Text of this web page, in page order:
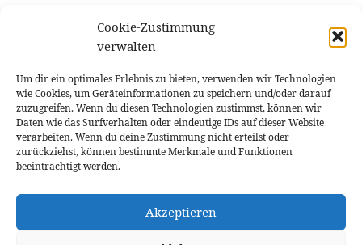
Cookie-Zustimmung
verwalten
Um dir ein optimales Erlebnis zu bieten, verwenden wir Technologien
wie Cookies, um Geräteinformationen zu speichern und/oder darauf
zuzugreifen. Wenn du diesen Technologien zustimmst, können wir
Daten wie das Surfverhalten oder eindeutige IDs auf dieser Website
verarbeiten. Wenn du deine Zustimmung nicht erteilst oder
zurückziehst, können bestimmte Merkmale und Funktionen
beeinträchtigt werden.
Akzeptieren
Snapseed
Videoaufnahmen Tipps Videobearbeitung
Videoeffekte Vlogit YouTube-Kanal YouTube-Videos
Cookie Richtlinie